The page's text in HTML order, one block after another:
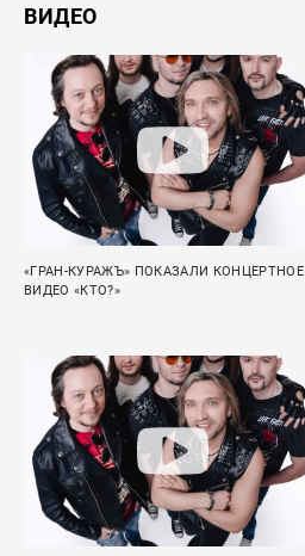
ВИДЕО
«ГРАН-КУРАЖЪ» ПОКАЗАЛИ КОНЦЕРТНОЕ
ВИДЕО «КТО?»